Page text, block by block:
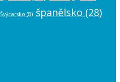
Švýcarsko (8) španělsko (28)